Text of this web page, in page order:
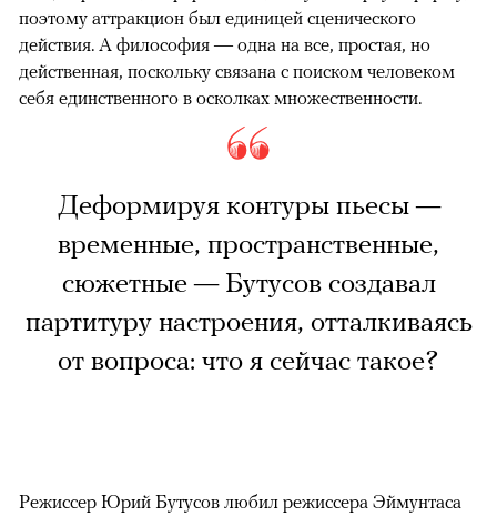
поэтому аттракцион был единицей сценического
действия. А философия — одна на все, простая, но
действенная, поскольку связана с поиском человеком
себя единственного в осколках множественности.
Деформируя контуры пьесы —
временные, пространственные,
сюжетные — Бутусов создавал
партитуру настроения, отталкиваясь
от вопроса: что я сейчас такое?
Режиссер Юрий Бутусов любил режиссера Эймунтаса